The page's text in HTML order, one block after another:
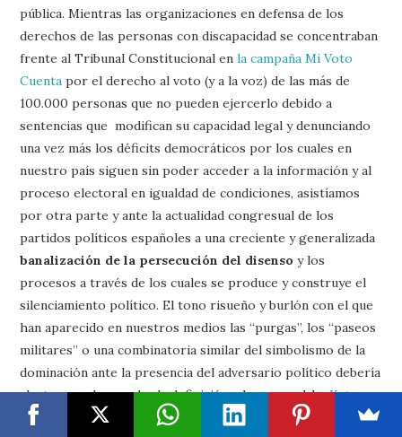
pública. Mientras las organizaciones en defensa de los
derechos de las personas con discapacidad se concentraban
frente al Tribunal Constitucional enla campaña Mi Voto
Cuenta por el derecho al voto (y a la voz) de las más de
100.000 personas que no pueden ejercerlo debido a
sentencias que modifican su capacidad legal y denunciando
una vez más los déficits democráticos por los cuales en
nuestro país siguen sin poder acceder a la información y al
proceso electoral en igualdad de condiciones, asistíamos
por otra parte y ante la actualidad congresual de los
partidos políticos españoles a una creciente y generalizada
banalización de la persecución del disenso y los
procesos a través de los cuales se produce y construye el
silenciamiento político. El tono risueño y burlón con el que
han aparecido en nuestros medios las “purgas”, los “paseos
militares” o una combinatoria similar del simbolismo de la
dominación ante la presencia del adversario político debería
alertarnos al recordar la definición a la que apelabaKate
Millet
para hablar de los derechos políticos de las minorías: